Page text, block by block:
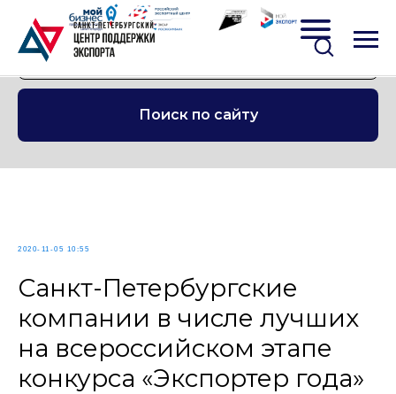
Поиск по сайту
2020-11-05 10:55
Санкт-Петербургские
компании в числе лучших
на всероссийском этапе
конкурса «Экспортер года»